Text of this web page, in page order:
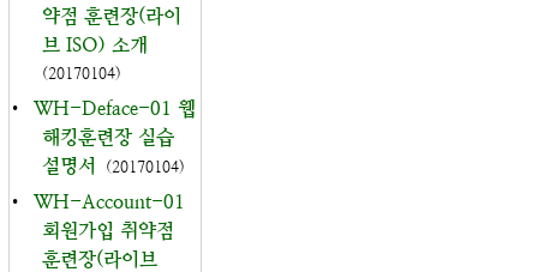
약점 훈련장(라이
브 ISO) 소개
(20170104)
•
WH-Deface-01 웹
해킹훈련장 실습
설명서
(20170104)
•
WH-Account-01
회원가입 취약점
훈련장(라이브